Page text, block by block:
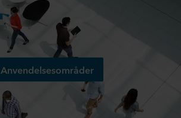
Anvendelsesområder